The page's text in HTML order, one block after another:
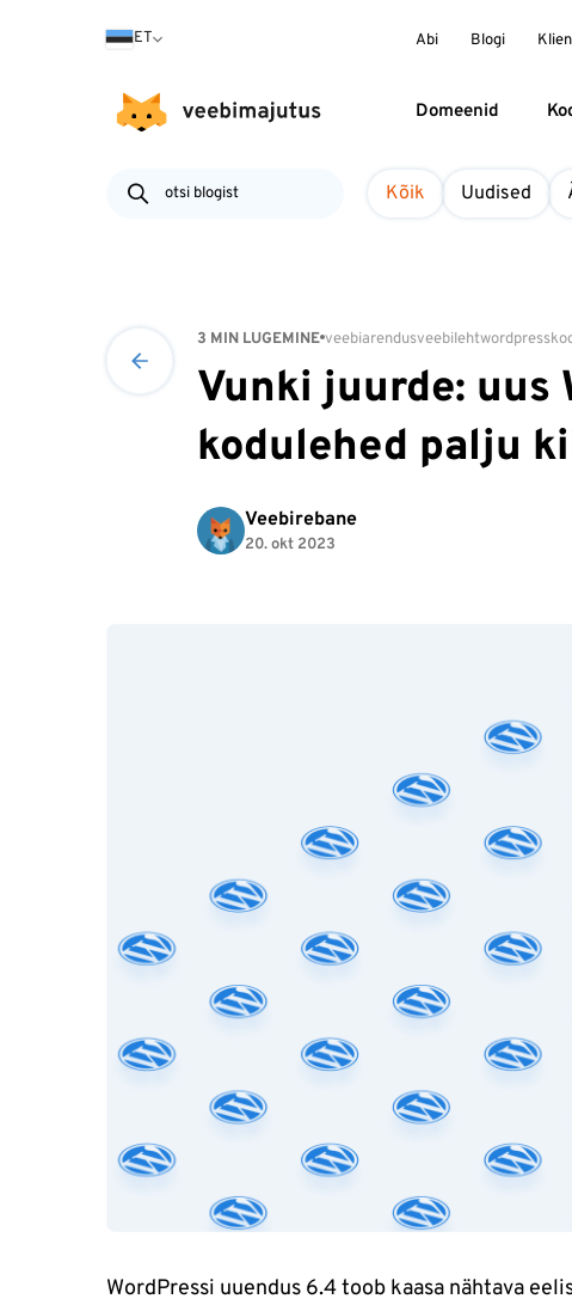
ET Abi Blogi
Domeenid
Kõik Uudised
3 MIN LUGEMINE veebiarendusveebilehtwordpress
Vunki juurde: uus
kodulehed palju
Veebirebane
20. okt 2023
WordPressi uuendus 6.4 toob kaasa nähtava